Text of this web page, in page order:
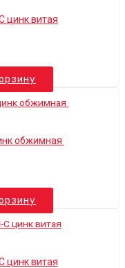
цинк витая
обжимная
цинк витая